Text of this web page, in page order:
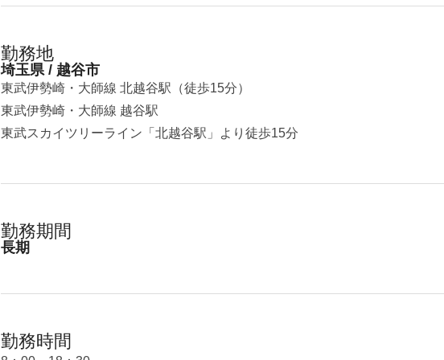
勤務地
埼玉県 / 越谷市
東武伊勢崎・大師線 北越谷駅（徒歩15分）
東武伊勢崎・大師線 越谷駅
東武スカイツリーライン「北越谷駅」より徒歩15分
勤務期間
長期
勤務時間